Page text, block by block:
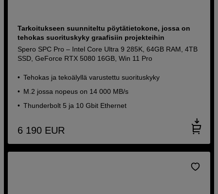
Tarkoitukseen suunniteltu pöytätietokone, jossa on
tehokas suorituskyky graafisiin projekteihin
Spero SPC Pro – Intel Core Ultra 9 285K, 64GB RAM, 4TB
SSD, GeForce RTX 5080 16GB, Win 11 Pro
Tehokas ja tekoälyllä varustettu suorituskyky
M.2 jossa nopeus on 14 000 MB/s
Thunderbolt 5 ja 10 Gbit Ethernet
6 190 EUR